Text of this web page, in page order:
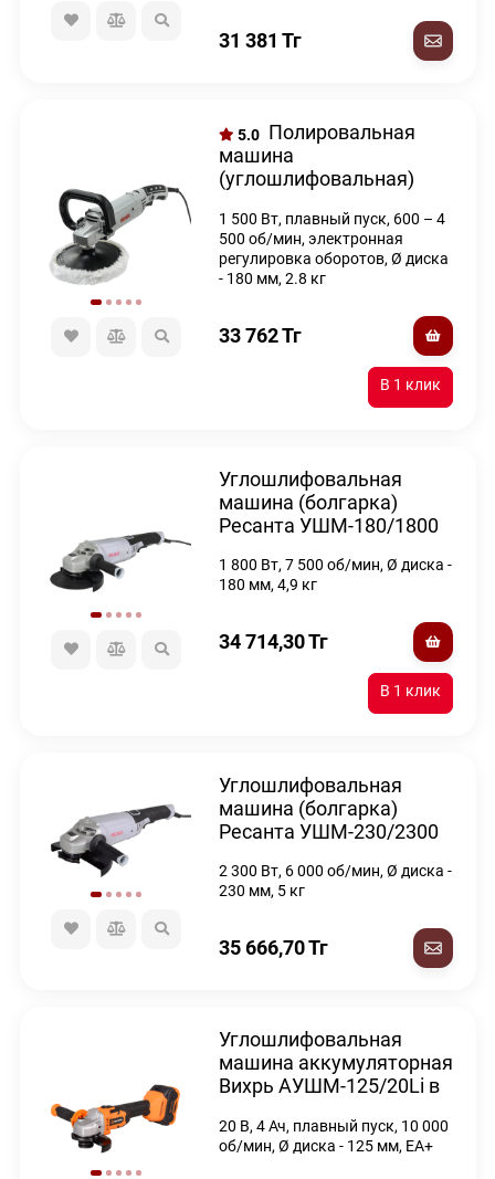
31 381 Тг
5.0 Полировальная
машина
(углошлифовальная)
1 500 Вт, плавный пуск, 600 – 4
500 об/мин, электронная
регулировка оборотов, Ø диска
- 180 мм, 2.8 кг
33 762Тг
Углошлифовальная
машина (болгарка)
Ресанта УШМ-180/1800
1 800 Вт, 7 500 об/мин, Ø диска -
180 мм, 4,9 кг
34 714,30Тг
Углошлифовальная
машина (болгарка)
Ресанта УШМ-230/2300
2 300 Вт, 6 000 об/мин, Ø диска -
230 мм, 5 кг
35 666,70Тг
Углошлифовальная
машина аккумуляторная
Вихрь АУШМ-125/20Li в
20 В, 4 Ач, плавный пуск, 10 000
об/мин, Ø диска - 125 мм, ЕА+